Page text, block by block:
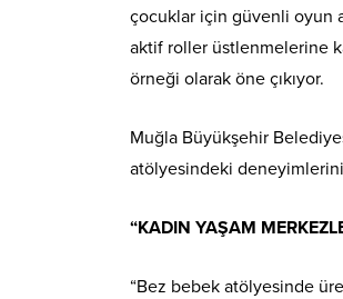
çocuklar için güvenli oyun
aktif roller üstlenmelerine
örneği olarak öne çıkıyor.
Muğla Büyükşehir
atölyesindeki deneyimlerini
“KADIN YAŞAM
“Bez bebek atölyesinde